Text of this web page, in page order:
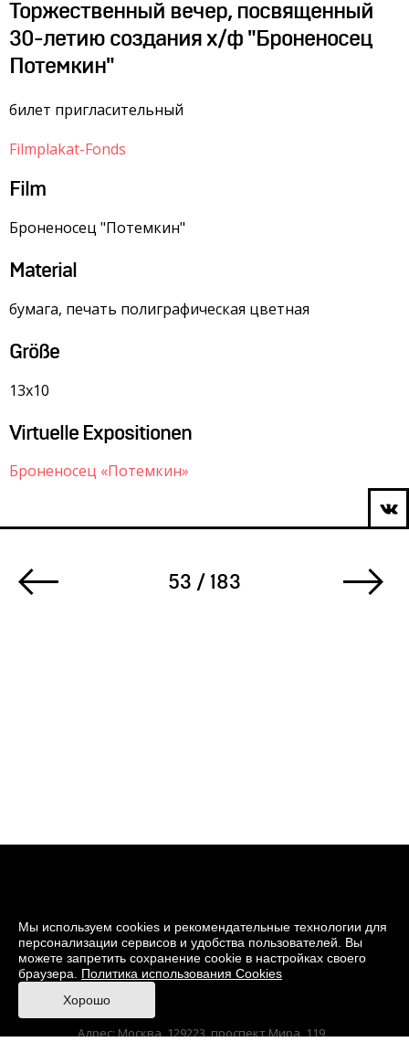
Торжественный вечер, посвященный
30-летию создания х/ф "Броненосец
Потемкин"
билет пригласительный
Filmplakat-Fonds
Film
Броненосец "Потемкин"
Material
бумага, печать полиграфическая цветная
Größe
13х10
Virtuelle Expositionen
Броненосец «Потемкин»
53 / 183
© 2026 Музей кино
При поддержке Министерства культуры РФ
Адрес: Москва, 129223, проспект Мира, 119,
Мы используем cookies и рекомендательные технологии для
персонализации сервисов и удобства пользователей. Вы
можете запретить сохранение cookie в настройках своего
браузера. Политика использования Cookies
Хорошо